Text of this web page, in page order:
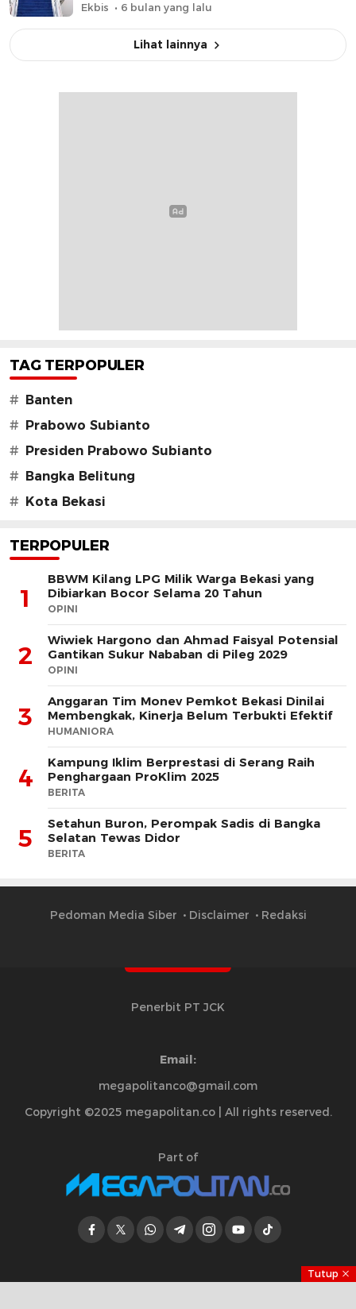
Ekbis 6 bulan yang lalu
Lihat lainnya
TAG TERPOPULER
# Banten
# Prabowo Subianto
# Presiden Prabowo Subianto
# Bangka Belitung
# Kota Bekasi
TERPOPULER
1
BBWM Kilang LPG Milik Warga Bekasi yang
Dibiarkan Bocor Selama 20 Tahun
OPINI
2
Wiwiek Hargono dan Ahmad Faisyal Potensial
Gantikan Sukur Nababan di Pileg 2029
OPINI
3
Anggaran Tim Monev Pemkot Bekasi Dinilai
Membengkak, Kinerja Belum Terbukti Efektif
HUMANIORA
4
Kampung Iklim Berprestasi di Serang Raih
Penghargaan ProKlim 2025
BERITA
5
Setahun Buron, Perompak Sadis di Bangka
Selatan Tewas Didor
BERITA
Pedoman Media Siber Disclaimer Redaksi
Penerbit PT JCK
Email:
megapolitanco@gmail.com
Copyright ©2025 megapolitan.co | All rights reserved.
Part of
Tutup